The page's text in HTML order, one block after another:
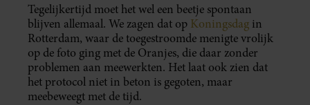
Tegelijkertijd moet het wel een beetje spontaan
blijven allemaal. We zagen dat op Koningsdag in
Rotterdam, waar de toegestroomde menigte vrolijk
op de foto ging met de Oranjes, die daar zonder
problemen aan meewerkten. Het laat ook zien dat
het protocol niet in beton is gegoten, maar
meebeweegt met de tijd.